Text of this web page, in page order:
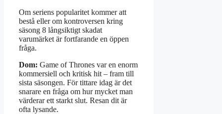
Om seriens popularitet kommer att
bestå eller om kontroversen kring
säsong 8 långsiktigt skadat
varumärket är fortfarande en öppen
fråga.
Dom: Game of Thrones var en enorm
kommersiell och kritisk hit – fram till
sista säsongen. För tittare idag är det
snarare en fråga om hur mycket man
värderar ett starkt slut. Resan dit är
ofta lysande.